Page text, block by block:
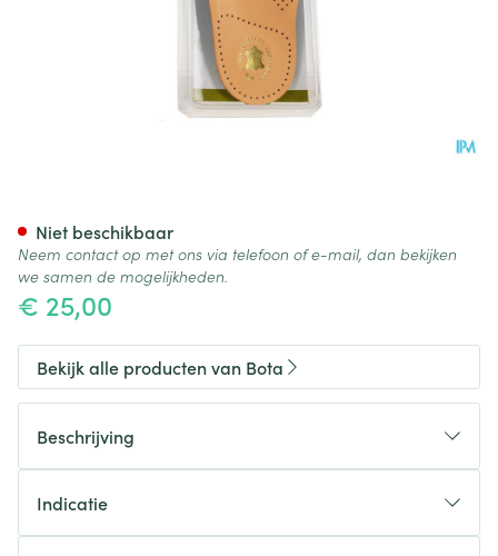
€ 25,00
Niet beschikbaar
Neem contact op met ons via telefoon of e-mail, dan bekijken
we samen de mogelijkheden.
Bekijk alle producten van Bota
Beschrijving
Indicatie